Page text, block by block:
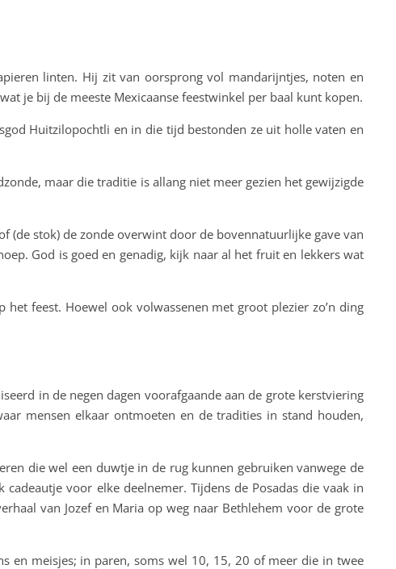
linten. Hij zit van oorsprong vol mandarijntjes, noten en
je bij de meeste Mexicaanse feestwinkel per baal kunt kopen.
Huitzilopochtli en in die tijd bestonden ze uit holle vaten en
maar die traditie is allang niet meer gezien het gewijzigde
(de stok) de zonde overwint door de bovennatuurlijke gave van
God is goed en genadig, kijk naar al het fruit en lekkers wat
feest. Hoewel ook volwassenen met groot plezier zo’n ding
in de negen dagen voorafgaande aan de grote kerstviering
mensen elkaar ontmoeten en de tradities in stand houden,
die wel een duwtje in de rug kunnen gebruiken vanwege de
voor elke deelnemer. Tijdens de Posadas die vaak in
van Jozef en Maria op weg naar Bethlehem voor de grote
en meisjes; in paren, soms wel 10, 15, 20 of meer die in twee